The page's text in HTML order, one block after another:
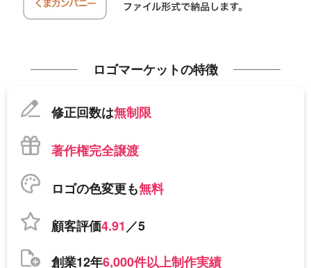
ロゴマーケットの特徴
修正回数は無制限
著作権完全譲渡
ロゴの色変更も無料
顧客評価4.91／5
創業12年6,000件以上制作実績